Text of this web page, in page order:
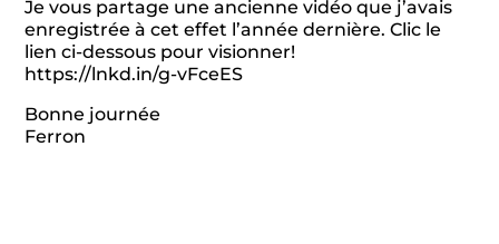
Je vous partage une ancienne vidéo que j’avais
enregistrée à cet effet l’année dernière. Clic le
lien ci-dessous pour visionner!
https://lnkd.in/g-vFceES
Bonne journée
Ferron